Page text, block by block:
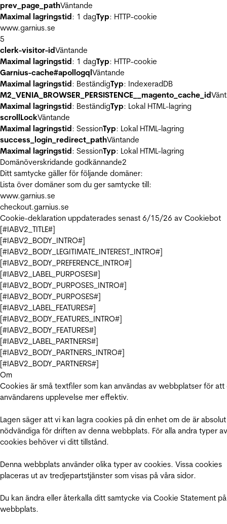
prev_page_pathVäntande
Maximal lagringstid: 1 dagTyp: HTTP-cookie
www.garnius.se
5
clerk-visitor-idVäntande
Maximal lagringstid: 1 dagTyp: HTTP-cookie
Garnius-cache#apollogqlVäntande
Maximal lagringstid: BeständigTyp: IndexeradDB
M2_VENIA_BROWSER_PERSISTENCE__magento_cache_id
Maximal lagringstid: BeständigTyp: Lokal HTML-lagring
scrollLockVäntande
Maximal lagringstid: SessionTyp: Lokal HTML-lagring
success_login_redirect_pathVäntande
Maximal lagringstid: SessionTyp: Lokal HTML-lagring
Domänöverskridande godkännande2
Ditt samtycke gäller för följande domäner:
Lista över domäner som du ger samtycke till:
www.garnius.se
checkout.garnius.se
Cookie-deklaration uppdaterades senast 6/15/26 av Cookiebot
[#IABV2_TITLE#]
[#IABV2_BODY_INTRO#]
[#IABV2_BODY_LEGITIMATE_INTEREST_INTRO#]
[#IABV2_BODY_PREFERENCE_INTRO#]
[#IABV2_LABEL_PURPOSES#]
[#IABV2_BODY_PURPOSES_INTRO#]
[#IABV2_BODY_PURPOSES#]
[#IABV2_LABEL_FEATURES#]
[#IABV2_BODY_FEATURES_INTRO#]
[#IABV2_BODY_FEATURES#]
[#IABV2_LABEL_PARTNERS#]
[#IABV2_BODY_PARTNERS_INTRO#]
[#IABV2_BODY_PARTNERS#]
Om
Cookies är små textfiler som kan användas av webbplatser för att
användarens upplevelse mer effektiv.
Lagen säger att vi kan lagra cookies på din enhet om de är absolut
nödvändiga för driften av denna webbplats. För alla andra typer av
cookies behöver vi ditt tillstånd.
Denna webbplats använder olika typer av cookies. Vissa cookies
placeras ut av tredjepartstjänster som visas på våra sidor.
Du kan ändra eller återkalla ditt samtycke via Cookie Statement
webbplats.